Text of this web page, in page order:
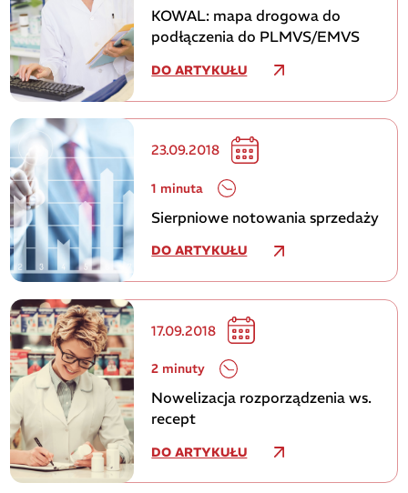
KOWAL: mapa drogowa do
podłączenia do PLMVS/EMVS
DO ARTYKUŁU
23.09.2018
1 minuta
Sierpniowe notowania sprzedaży
DO ARTYKUŁU
17.09.2018
2 minuty
Nowelizacja rozporządzenia ws.
recept
DO ARTYKUŁU